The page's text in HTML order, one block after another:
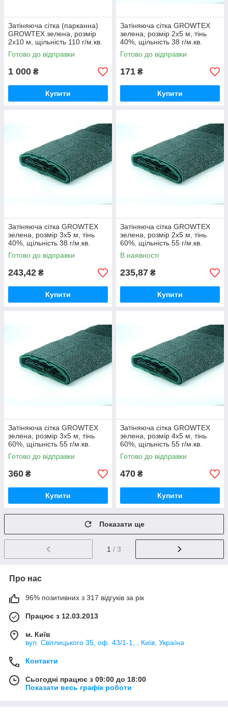
Затіняюча сітка (парканна)
GROWTEX зелена, розмір
2х10 м, щільність 110 г/м.кв.
Готово до відправки
1 000 ₴
Купити
Затіняюча сітка GROWTEX
зелена, розмір 2х5 м, тінь
40%, щільність 38 г/м.кв.
Готово до відправки
171 ₴
Купити
Затіняюча сітка GROWTEX
зелена, розмір 3х5 м, тінь
40%, щільність 38 г/м.кв.
Готово до відправки
243,42 ₴
Купити
Затіняюча сітка GROWTEX
зелена, розмір 2х5 м, тінь
60%, щільність 55 г/м.кв.
В наявності
235,87 ₴
Купити
Затіняюча сітка GROWTEX
зелена, розмір 3х5 м, тінь
60%, щільність 55 г/м.кв.
Готово до відправки
360 ₴
Купити
Затіняюча сітка GROWTEX
зелена, розмір 4х5 м, тінь
60%, щільність 55 г/м.кв.
Готово до відправки
470 ₴
Купити
Показати ще
1 / 3
Про нас
96% позитивних з 317 відгуків за рік
Працює з 12.03.2013
м. Київ
вул. Світлицького 35, оф. 43/1-1, , Київ, Україна
Контакти
Сьогодні працює з 09:00 до 18:00
Показати весь графік роботи